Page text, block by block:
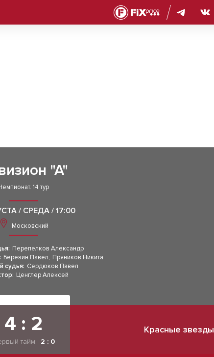
"А"
14 тур
/ СРЕДА / 17:00
Московский
Перепелков Александр
Березин Павел, Пряников Никита
судья: Сердюков Павел
Ценглер Алексей
4 : 2
тайм: 2 : 0
Красные звезды